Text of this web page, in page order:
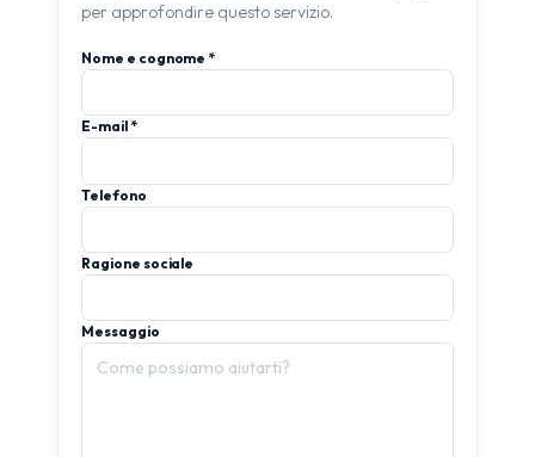
per approfondire questo servizio.
Nome e cognome *
E-mail *
Telefono
Ragione sociale
Messaggio